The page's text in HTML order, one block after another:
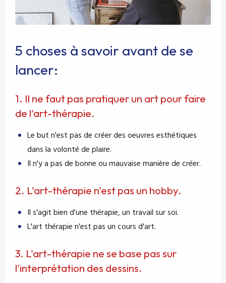
5 choses à savoir avant de se
lancer:
1. Il ne faut pas pratiquer un art pour faire
de l'art-thérapie.
Le but n'est pas decréer des oeuvres esthétiques
dans la volonté de plaire.
Il n'y a pas de bonne ou mauvaise manière de créer.
2. L'art-thérapie n'est pas un hobby.
Il s'agit bien d'une thérapie, un travail sur soi.
L'art thérapie n'est pas un cours d'art.
3. L'art-thérapie ne se base pas sur
l'interprétation des dessins.